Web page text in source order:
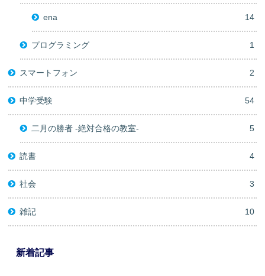
ena 14
プログラミング 1
スマートフォン 2
中学受験 54
二月の勝者 -絶対合格の教室- 5
読書 4
社会 3
雑記 10
新着記事